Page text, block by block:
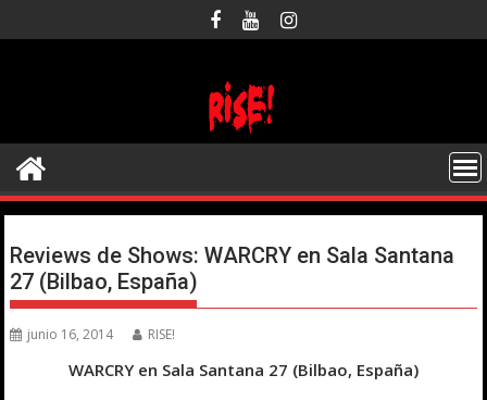
al
Reviews de Shows: WARCRY en Sala Santana
27 (Bilbao, España)
junio 16, 2014 RISE!
WARCRY en Sala Santana 27 (Bilbao, España)